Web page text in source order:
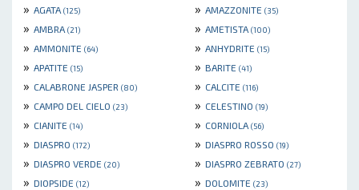
» AGATA (125) » AMAZZONITE (35)
» AMBRA (21) » AMETISTA (100)
» AMMONITE (64) » ANHYDRITE (15)
» APATITE (15) » BARITE (41)
» CALABRONE JASPER (80) » CALCITE (116)
» CAMPO DEL CIELO (23) » CELESTINO (19)
» CIANITE (14) » CORNIOLA (56)
» DIASPRO (172) » DIASPRO ROSSO (19)
» DIASPRO VERDE (20) » DIASPRO ZEBRATO (27)
» DIOPSIDE (12) » DOLOMITE (23)